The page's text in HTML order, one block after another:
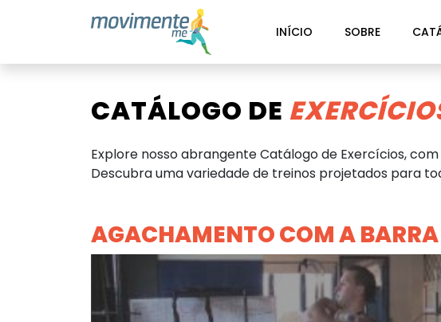
INÍCIO SOBRE
CATÁLOGO DE
Explore nosso abrangente Catálogo de Exercícios,
Descubra uma variedade de treinos projetados para
AGACHAMENTO COM A